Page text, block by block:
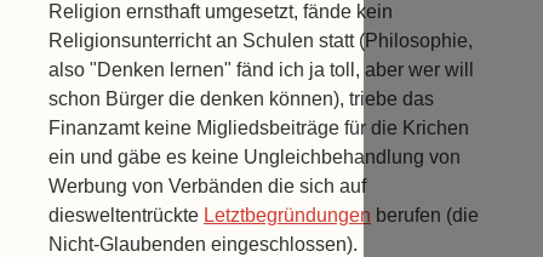
Religion ernsthaft umgesetzt, fände kein
Religionsunterricht an Schulen statt (Philosophie,
also "Denken lernen" fänd ich ja toll, aber wer will
schon Bürger die denken können), triebe das
Finanzamt keine Migliedsbeiträge für die Krichen
ein und gäbe es keine Ungleichbehandlung von
Werbung von Verbänden die sich auf
diesweltentrückte Letztbegründungen berufen (die
Nicht-Glaubenden eingeschlossen).